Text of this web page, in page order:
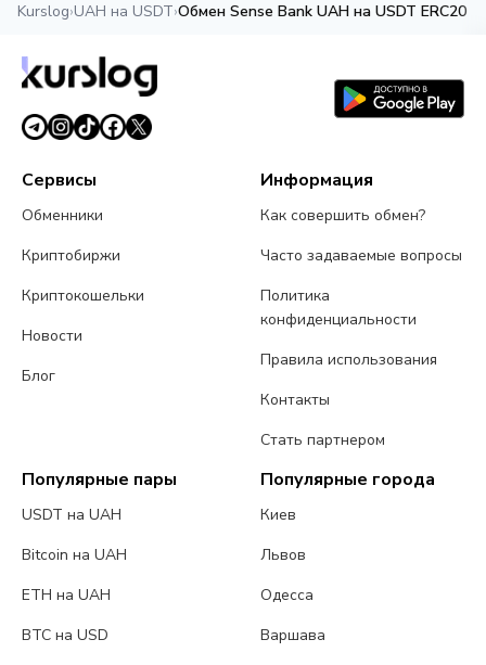
Kurslog›UAH на USDT›Обмен Sense Bank UAH на USDT ERC20
Сервисы
Обменники
Криптобиржи
Криптокошельки
Новости
Блог
Информация
Как совершить обмен?
Часто задаваемые вопросы
Политика
конфиденциальности
Правила использования
Контакты
Стать партнером
Популярные пары
USDT на UAH
Bitcoin на UAH
ETH на UAH
BTC на USD
Популярные города
Киев
Львов
Одесса
Варшава